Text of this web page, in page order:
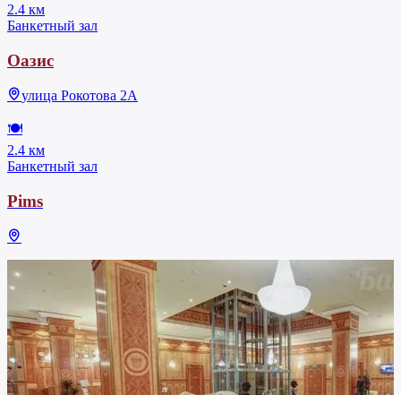
2.4 км
Банкетный зал
Оазис
улица Рокотова 2А
🍽
2.4 км
Банкетный зал
Pims